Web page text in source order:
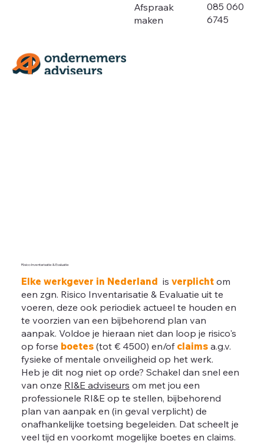
Afspraak
maken
085 060
6745
Risico Inventarisatie & Evaluatie
Elke werkgever in Nederland is verplichtom
een zgn. Risico Inventarisatie & Evaluatie uit te
voeren, deze ook periodiek actueel te houden en
te voorzien van een bijbehorend plan van
aanpak. Voldoe je hieraan niet dan loop je risico's
op forse boetes(tot € 4500) en/of claims a.g.v.
fysieke of mentale onveiligheid op het werk.
Heb je dit nog niet op orde? Schakel dan snel een
van onze RI&E adviseurs om met jou een
professionele RI&E op te stellen, bijbehorend
plan van aanpak en (in geval verplicht) de
onafhankelijke toetsing begeleiden. Dat scheelt je
veel tijd en voorkomt mogelijke boetes en claims.